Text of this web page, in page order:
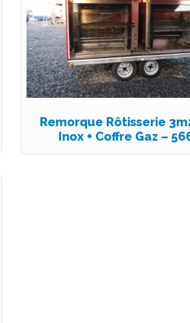
Remorque Rôtisserie
Inox + Coffre Gaz –